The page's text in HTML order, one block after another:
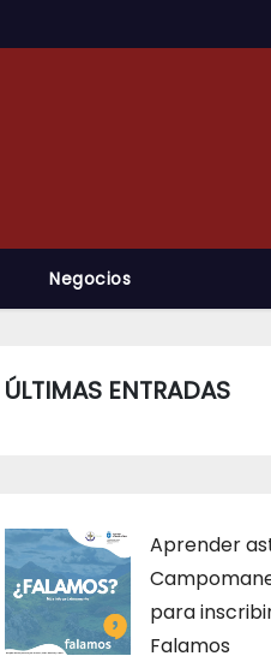
Negocios
ÚLTIMAS ENTRADAS
Aprender
para
Falamos